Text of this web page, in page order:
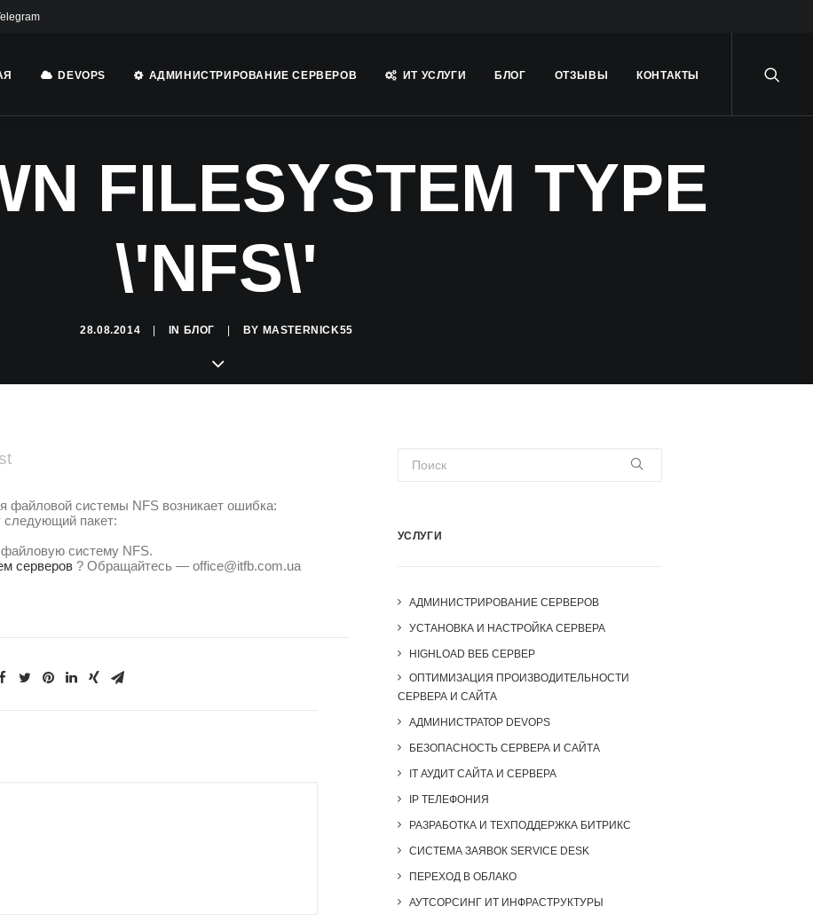
DEVOPS АДМИНИСТРИРОВАНИЕ СЕРВЕРОВ ИТ УСЛУГИ БЛОГ ОТЗЫВЫ КОНТАКТЫ
FILESYSTEM TYPE
\'NFS\'
28.08.2014 IN БЛОГ BY MASTERNICK55
файловой системы NFS возникает ошибка:
следующий пакет:
систему NFS.
серверов? Обращайтесь — office@itfb.com.ua
УСЛУГИ
АДМИНИСТРИРОВАНИЕ СЕРВЕРОВ
УСТАНОВКА И НАСТРОЙКА СЕРВЕРА
HIGHLOAD ВЕБ СЕРВЕР
ОПТИМИЗАЦИЯ ПРОИЗВОДИТЕЛЬНОСТИ
СЕРВЕРА И САЙТА
АДМИНИСТРАТОР DEVOPS
БЕЗОПАСНОСТЬ СЕРВЕРА И САЙТА
IT АУДИТ САЙТА И СЕРВЕРА
IP ТЕЛЕФОНИЯ
РАЗРАБОТКА И ТЕХПОДДЕРЖКА БИТРИКС
СИСТЕМА ЗАЯВОК SERVICE DESK
ПЕРЕХОД В ОБЛАКО
АУТСОРСИНГ ИТ ИНФРАСТРУКТУРЫ